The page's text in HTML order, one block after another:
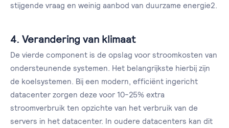
stijgende vraag en weinig aanbod van duurzame energie2.
4. Verandering van klimaat
De vierde component is de opslag voor stroomkosten van
ondersteunende systemen. Het belangrijkste hierbij zijn
de koelsystemen. Bij een modern, efficiënt ingericht
datacenter zorgen deze voor 10-25% extra
stroomverbruik ten opzichte van het verbruik van de
servers in het datacenter. In oudere datacenters kan dit